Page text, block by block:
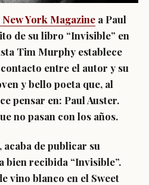
York Magazine a Paul
de su libro “Invisible” en
Tim Murphy establece
entre el autor y su
y bello poeta que, al
pensar en: Paul Auster.
no pasan con los años.
acaba de publicar su
bien recibida “Invisible”.
vino blanco en el Sweet